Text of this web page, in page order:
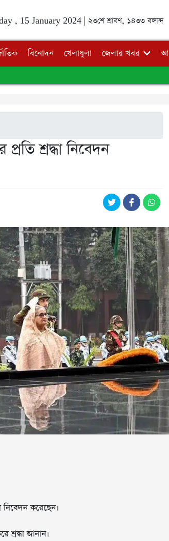
, 15 January 2024 | ২৩শে শ্রাবণ, ১৪৩৩ বঙ্গাব্দ
বিনোদন খেলাধুলা জেলার খবর
শ্রদ্ধা নিবেদন
নিবেদন করেছেন।
শ্রদ্ধা জানান।